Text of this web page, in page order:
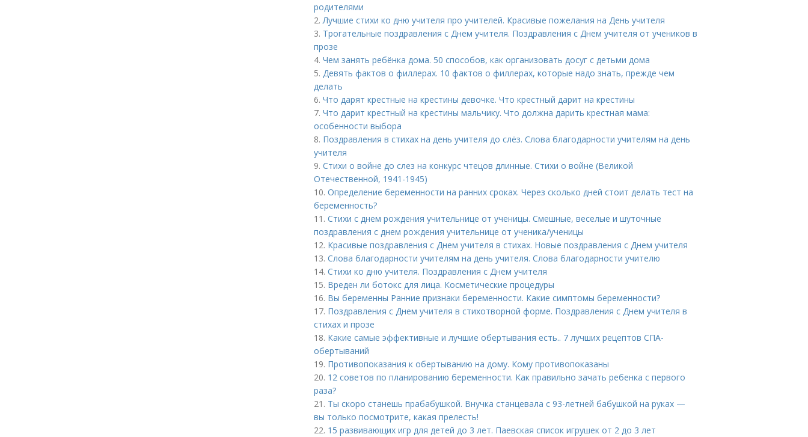
родителями
2.Лучшие стихи ко дню учителя про учителей. Красивые пожелания на День учителя
3. Трогательные поздравления с Днем учителя. Поздравления с Днем учителя от учеников в
прозе
4. Чем занять ребёнка дома. 50 способов, как организовать досуг с детьми дома
5. Девять фактов о филлерах. 10 фактов о филлерах, которые надо знать, прежде чем
делать
6. Что дарят крестные на крестины девочке. Что крестный дарит на крестины
7. Что дарит крестный на крестины мальчику. Что должна дарить крестная мама:
особенности выбора
8. Поздравления в стихах на день учителя до слёз. Слова благодарности учителям на день
учителя
9. Стихи о войне до слез на конкурс чтецов длинные. Стихи о войне (Великой
Отечественной, 1941-1945)
10. Определение беременности на ранних сроках. Через сколько дней стоит делать тест на
беременность?
11. Стихи с днем рождения учительнице от ученицы. Смешные, веселые и шуточные
поздравления с днем рождения учительнице от ученика/ученицы
12. Красивые поздравления с Днем учителя в стихах. Новые поздравления с Днем учителя
13. Слова благодарности учителям на день учителя. Слова благодарности учителю
14. Стихи ко дню учителя. Поздравления с Днем учителя
15. Вреден ли ботокс для лица. Косметические процедуры
16. Вы беременны Ранние признаки беременности. Какие симптомы беременности?
17. Поздравления с Днем учителя в стихотворной форме. Поздравления с Днем учителя в
стихах и прозе
18. Какие самые эффективные и лучшие обертывания есть.. 7 лучших рецептов СПА-
обертываний
19. Противопоказания к обертыванию на дому. Кому противопоказаны
20. 12 советов по планированию беременности. Как правильно зачать ребенка с первого
раза?
21. Ты скоро станешь прабабушкой. Внучка станцевала с 93-летней бабушкой на руках —
вы только посмотрите, какая прелесть!
22. 15 развивающих игр для детей до 3 лет. Паевская список игрушек от 2 до 3 лет